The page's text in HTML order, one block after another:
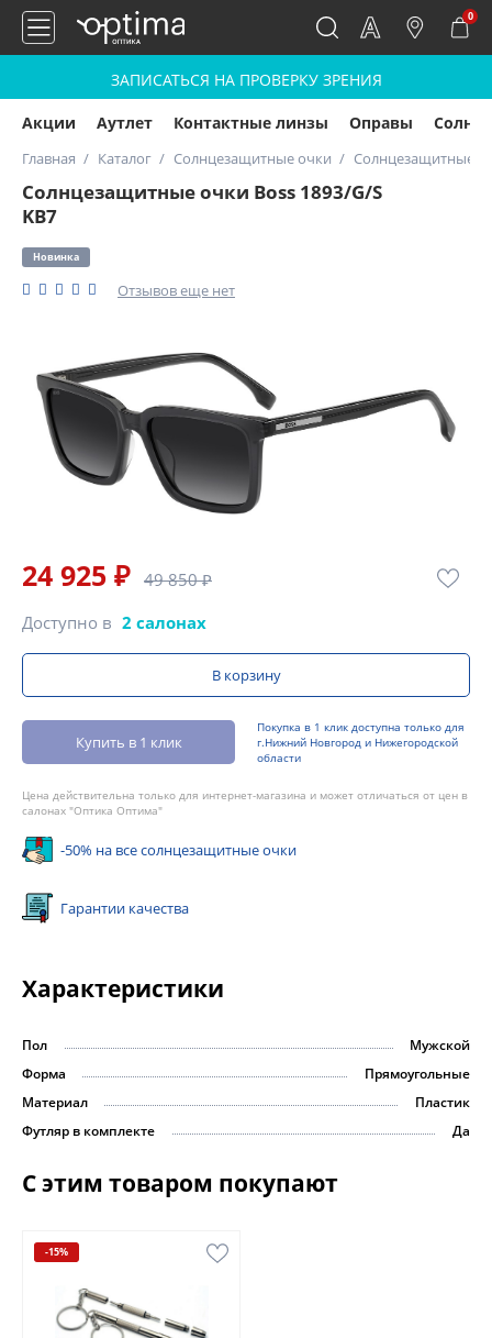
0
ЗАПИСАТЬСЯ НА ПРОВЕРКУ ЗРЕНИЯ
Акции Аутлет Контактные линзы Оправы
Главная Каталог Солнцезащитные очки Солнцезащитные
Солнцезащитные очки Boss 1893/G/S
KB7
Новинка
Отзывов еще нет
24 925 ₽ 49 850 ₽
Доступно в 2 салонах
В корзину
Купить в 1 клик
Покупка в 1 клик доступна только для
г.Нижний Новгород и Нижегородской
области
Цена действительна только для интернет-магазина и может отличаться от цен в
салонах "Оптика Оптима"
-50% на все солнцезащитные очки
Гарантии качества
Характеристики
Пол
Мужской
Форма
Прямоугольные
Материал
Пластик
Футляр в комплекте
Да
С этим товаром покупают
-15%